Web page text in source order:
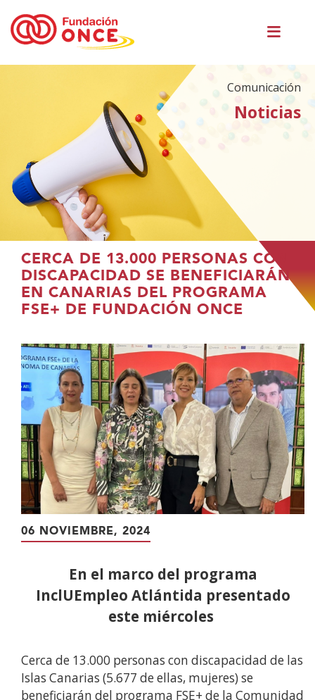
principal
Comunicación
Noticias
encuentras
CERCA DE 13.000 PERSONAS CON
DISCAPACIDAD SE BENEFICIARÁN
EN CANARIAS DEL PROGRAMA
FSE+ DE FUNDACIÓN ONCE
06 NOVIEMBRE, 2024
En el marco del programa
InclUEmpleo Atlántida presentado
este miércoles
Cerca de 13.000 personas con discapacidad de las
Islas Canarias (5.677 de ellas, mujeres) se
beneficiarán del programa FSE+ de la Comunidad